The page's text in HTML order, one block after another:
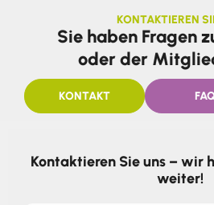
KONTAKTIEREN
Sie haben Fragen
oder der
KONTAKT
Kontaktieren Sie uns – wir
weiter!